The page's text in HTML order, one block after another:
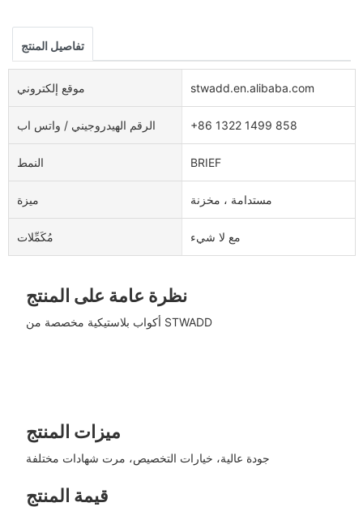
تفاصيل المنتج
موقع إلكتروني stwadd.en.alibaba.com
الرقم الهيدروجيني / واتس اب +86 1322 1499 858
النمط BRIEF
ميزة مستدامة ، مخزنة
مُكَمِّلات مع لا شيء
نظرة عامة على المنتج
أكواب بلاستيكية مخصصة من STWADD
ميزات المنتج
جودة عالية، خيارات التخصيص، مرت شهادات مختلفة
قيمة المنتج